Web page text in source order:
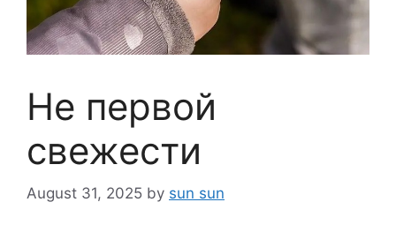
Не первой
свежести
August 31, 2025 by sun sun